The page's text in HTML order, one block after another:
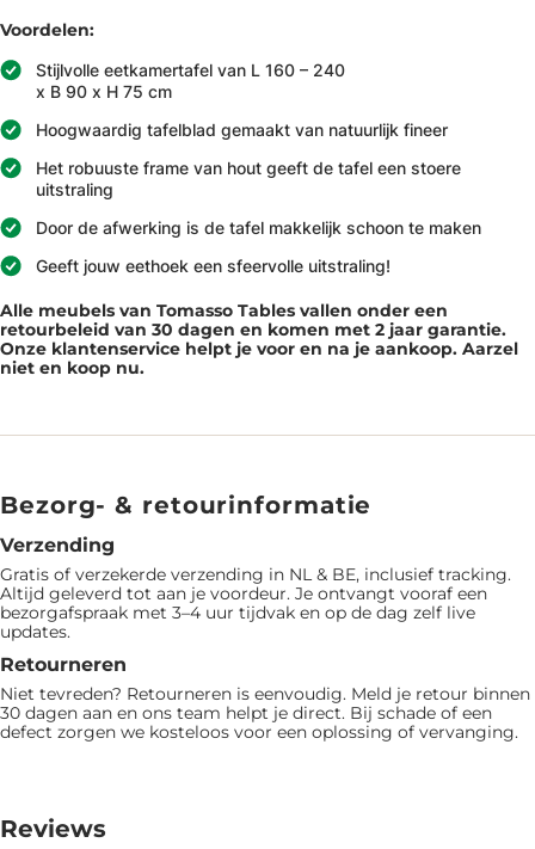
Voordelen:
Stijlvolle eetkamertafel van L 160 – 240
x B 90 x H 75 cm
Hoogwaardig tafelblad gemaakt van natuurlijk fineer
Het robuuste frame van hout geeft de tafel een stoere
uitstraling
Door de afwerking is de tafel makkelijk schoon te maken
Geeft jouw eethoek een sfeervolle uitstraling!
Alle meubels van Tomasso Tables vallen onder een
retourbeleid van 30 dagen en komen met 2 jaar garantie.
Onze klantenservice helpt je voor en na je aankoop. Aarzel
niet en koop nu.
Bezorg- & retourinformatie
Verzending
Gratis of verzekerde verzending in NL & BE, inclusief tracking.
Altijd geleverd tot aan je voordeur. Je ontvangt vooraf een
bezorgafspraak met 3–4 uur tijdvak en op de dag zelf live
updates.
Retourneren
Niet tevreden? Retourneren is eenvoudig. Meld je retour binnen
30 dagen aan en ons team helpt je direct. Bij schade of een
defect zorgen we kosteloos voor een oplossing of vervanging.
Reviews